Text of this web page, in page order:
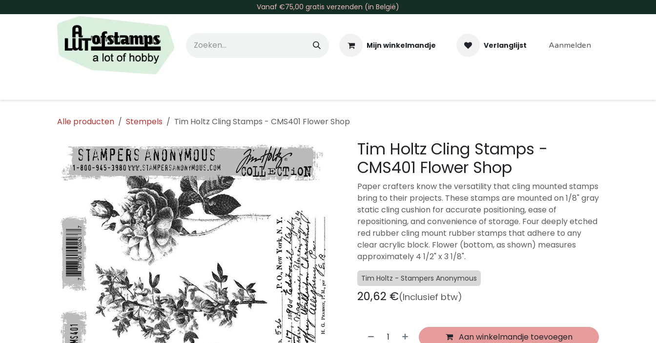
Vanaf €75,00 gratis verzenden (in België)
Mijn winkelmandje Verlanglijst Aanmelden
Alle producten Stempels Tim Holtz Cling Stamps - CMS401 Flower Shop
Tim Holtz Cling Stamps -
CMS401 Flower Shop
Paper crafters know the versatility that cling mounted stamps
bring to their projects. These stamps are mounted on 1/8" gray
static cling cushion for accurate positioning, ease of
repositioning, and convenience of storage. Four deeply etched
red rubber cling mount rubber stamps that adhere to any
clear acrylic block. Flower (bottom, as shown) measures
approximately 4 1/2" x 3 1/8".
Tim Holtz - Stampers Anonymous
20,62 €(Inclusief btw)
Aan winkelmandje toevoegen